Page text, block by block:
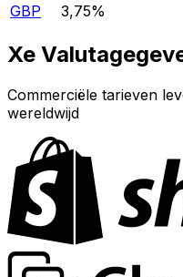
GBP
3,75%
Xe
Commerciële tarieven
wereldwijd